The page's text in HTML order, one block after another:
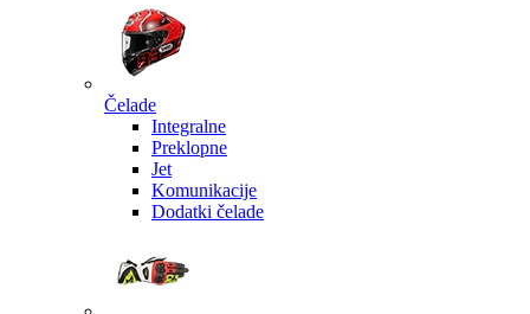
Čelade
Integralne
Preklopne
Jet
Komunikacije
Dodatki čelade